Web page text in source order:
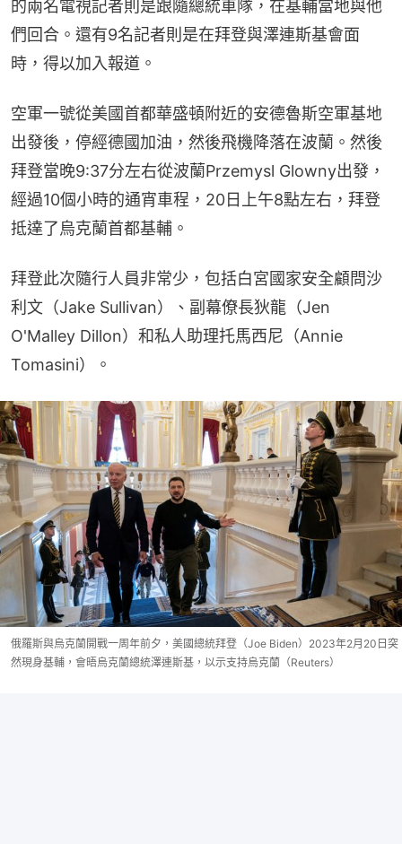
的兩名電視記者則是跟隨總統車隊，在基輔當地與他
們回合。還有9名記者則是在拜登與澤連斯基會面
時，得以加入報道。
空軍一號從美國首都華盛頓附近的安德魯斯空軍基地
出發後，停經德國加油，然後飛機降落在波蘭。然後
拜登當晚9:37分左右從波蘭Przemysl Glowny出發，
經過10個小時的通宵車程，20日上午8點左右，拜登
抵達了烏克蘭首都基輔。
拜登此次隨行人員非常少，包括白宮國家安全顧問沙
利文（Jake Sullivan）、副幕僚長狄龍（Jen
O'Malley Dillon）和私人助理托馬西尼（Annie
Tomasini）。
俄羅斯與烏克蘭開戰一周年前夕，美國總統拜登（Joe Biden）2023年2月20日突
然現身基輔，會晤烏克蘭總統澤連斯基，以示支持烏克蘭（Reuters）